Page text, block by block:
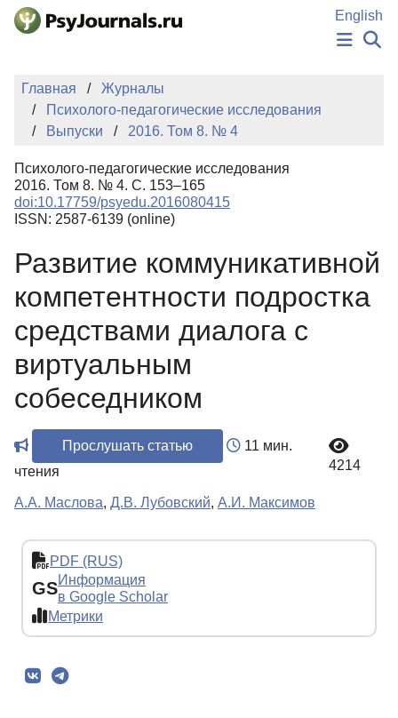
Перейти к основному содержанию
English
НОВОСТИ
АВТОРЫ
КЛЮЧЕВЫЕ СЛОВА
Регистрация
Главная
Журналы
Психолого-педагогические исследования
Выпуски
2016. Том 8. № 4
Психолого-педагогические исследования
2016. Том 8. № 4. С. 153–165
doi:10.17759/psyedu.2016080415
ISSN: 2587-6139 (online)
Развитие коммуникативной
компетентности подростка
средствами диалога с
виртуальным
собеседником
Прослушать статью
11 мин.
чтения
4214
А.А. Маслова, Д.В. Лубовский, А.И. Максимов
PDF (RUS)
GSИнформация
в Google Scholar
Метрики